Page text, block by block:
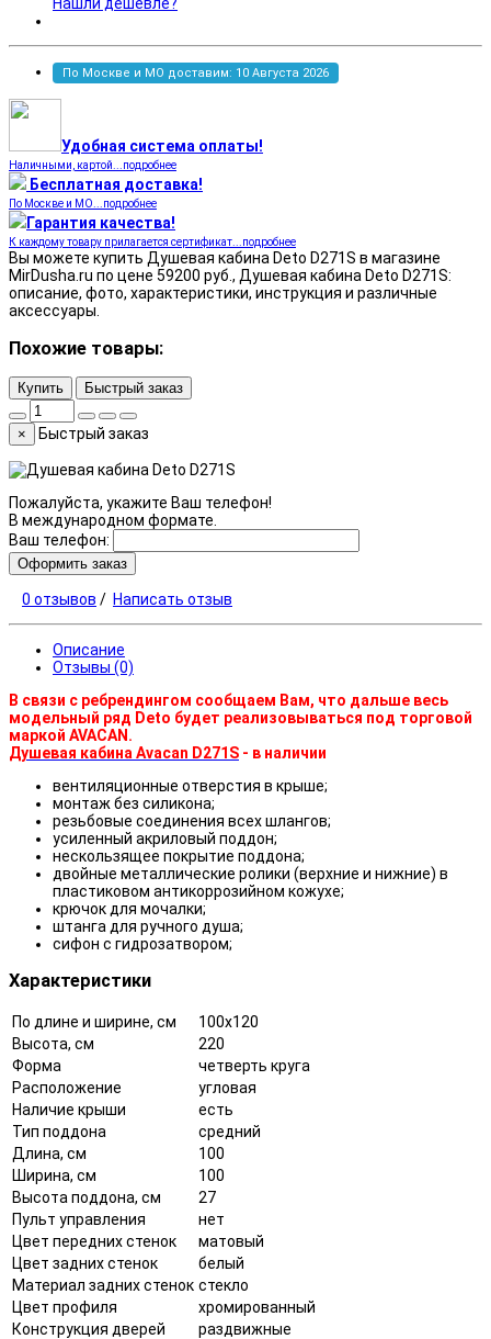
По Москве и МО доставим: 10 Августа 2026
Удобная система оплаты!
Наличными, картой...подробнее
Бесплатная доставка!
По Москве и МО...подробнее
Гарантия качества!
К каждому товару прилагается сертификат...подробнее
Вы можете купить Душевая кабина Deto D271S в магазине
MirDusha.ru по цене 59200 руб., Душевая кабина Deto D271S:
описание, фото, характеристики, инструкция и различные
аксессуары.
Похожие товары:
Купить Быстрый заказ
× Быстрый заказ
Пожалуйста, укажите Ваш телефон!
В международном формате.
Ваш телефон:
Оформить заказ
0 отзывов / Написать отзыв
Описание
Отзывы (0)
В связи с ребрендингом сообщаем Вам, что дальше весь
модельный ряд Deto будет реализовываться под торговой
маркой AVACAN.
Душевая кабина Avacan D271S - в наличии
вентиляционные отверстия в крыше;
монтаж без силикона;
резьбовые соединения всех шлангов;
усиленный акриловый поддон;
нескользящее покрытие поддона;
двойные металлические ролики (верхние и нижние) в
пластиковом антикоррозийном кожухе;
крючок для мочалки;
штанга для ручного душа;
сифон с гидрозатвором;
Характеристики
По длине и ширине, см
100x120
Высота, см
220
Форма
четверть круга
Расположение
угловая
Наличие крыши
есть
Тип поддона
средний
Длина, см
100
Ширина, см
100
Высота поддона, см
27
Пульт управления
нет
Цвет передних стенок
матовый
Цвет задних стенок
белый
Материал задних стенок стекло
Цвет профиля
хромированный
Конструкция дверей
раздвижные